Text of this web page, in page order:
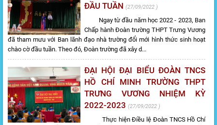
ĐẦU TUẦN
27/09/2022
Ngay từ đầu năm học 2022 - 2023, Ban
Chấp hành Đoàn trường THPT Trưng Vương
đã tham mưu với Ban lãnh đạo nhà trường đổi mới hình thức sinh hoạt
chào cờ đầu tuần. Theo đó, Đoàn trường đã xây d...
ĐẠI HỘI ĐẠI BIỂU ĐOÀN TNCS
HỒ CHÍ MINH TRƯỜNG THPT
TRƯNG VƯƠNG NHIỆM KỲ
2022-2023
27/09/2022
Thực hiện Điều lệ Đoàn TNCS Hồ Chí